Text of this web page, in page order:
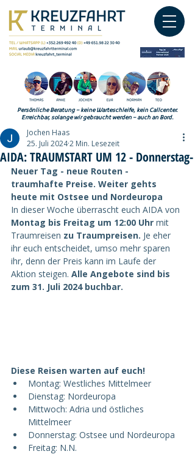
Persönliche Beratung – keine Warteschleife, kein Callcenter.
Erreichbar, solange wir gebraucht werden – auch an Bord.
AIDA: TRAUMSTART UM 12 - Donnerstag-
Jochen Haas
25. Juli 20242 Min. Lesezeit
Neuer Tag - neue Routen -
traumhafte Preise. Weiter gehts
heute mit Ostsee und Nordeuropa
In dieser Woche überrascht euch AIDA von
Montag bis Freitag um 12:00 Uhr mit
Traumreisen zu Traumpreisen. Je eher
ihr euch entscheidet, umso mehr sparen
ihr, denn der Preis kann im Laufe der
Aktion steigen. Alle Angebote sind bis
zum 31. Juli 2024 buchbar.
Diese Reisen warten auf euch!
Montag: Westliches Mittelmeer
Dienstag: Nordeuropa
Mittwoch: Adria und östliches
Mittelmeer
Donnerstag: Ostsee und Nordeuropa
Freitag: N.N.